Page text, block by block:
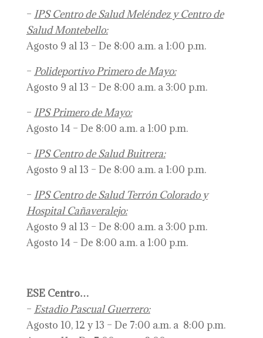
– IPS Centro de Salud Meléndez y Centro de
Salud Montebello:
Agosto 9 al 13 – De 8:00 a.m. a 1:00 p.m.
– Polideportivo Primero de Mayo:
Agosto 9 al 13 – De 8:00 a.m. a 3:00 p.m.
– IPS Primero de Mayo:
Agosto 14 – De 8:00 a.m. a 1:00 p.m.
– IPS Centro de Salud Buitrera:
Agosto 9 al 13 – De 8:00 a.m. a 1:00 p.m.
– IPS Centro de Salud Terrón Colorado y
Hospital Cañaveralejo:
Agosto 9 al 13 – De 8:00 a.m. a 3:00 p.m.
Agosto 14 – De 8:00 a.m. a 1:00 p.m.
ESE Centro…
– Estadio Pascual Guerrero:
Agosto 10, 12 y 13 – De 7:00 a.m. a 8:00 p.m.